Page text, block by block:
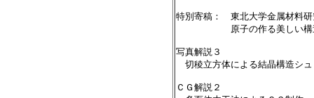
特別寄稿：　東北大学金属材
原子の作る美し
写真解説３
切稜立方体による結晶構造シ
ＣＧ解説２